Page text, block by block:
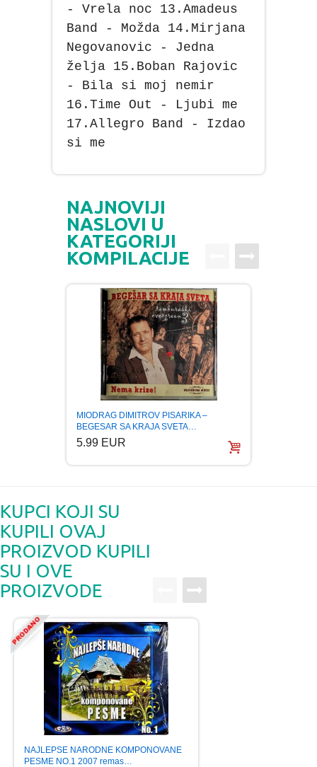
- Vrela noc 13.Amadeus
Band - Možda 14.Mirjana
Negovanovic - Jedna
želja 15.Boban Rajovic
- Bila si moj nemir
16.Time Out - Ljubi me
17.Allegro Band - Izdao
si me
NAJNOVIJI
NASLOVI U
KATEGORIJI
KOMPILACIJE
MIODRAG DIMITROV PISARIKA –
BEGESAR SA KRAJA SVETA…
5.99 EUR
KUPCI KOJI SU
KUPILI OVAJ
PROIZVOD KUPILI
SU I OVE
PROIZVODE
NAJLEPSE NARODNE KOMPONOVANE
PESME NO.1 2007 remas…